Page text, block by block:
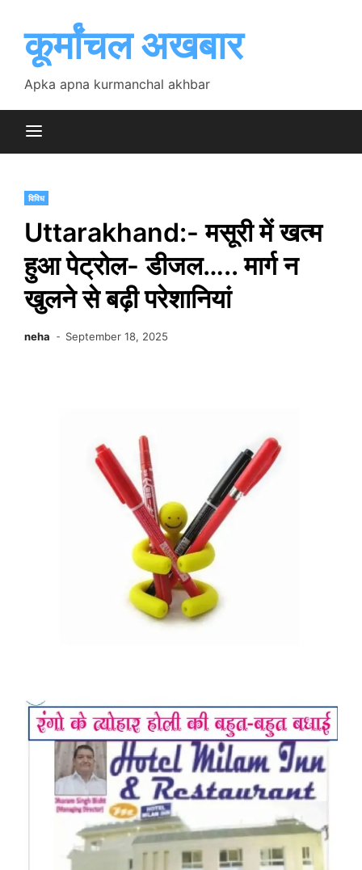
contentकूर्मांचल अखबार
Apka apna kurmanchal akhbar
विविध
Uttarakhand:- मसूरी में खत्म
हुआ पेट्रोल- डीजल….. मार्ग न
खुलने से बढ़ी परेशानियां
neha September 18, 2025